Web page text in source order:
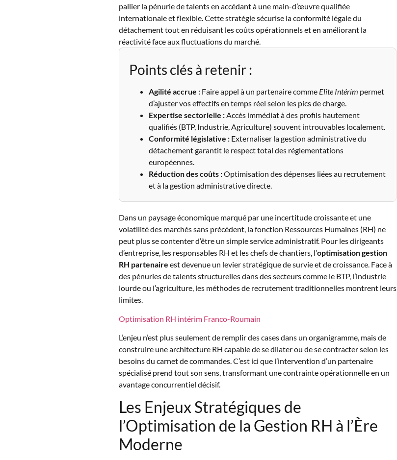
pallier la pénurie de talents en accédant à une main-d’œuvre qualifiée
internationale et flexible. Cette stratégie sécurise la conformité légale du
détachement tout en réduisant les coûts opérationnels et en améliorant la
réactivité face aux fluctuations du marché.
Points clés à retenir :
Agilité accrue :Faire appel à un partenaire comme Elite Intérim permet
d’ajuster vos effectifs en temps réel selon les pics de charge.
Expertise sectorielle :Accès immédiat à des profils hautement
qualifiés (BTP, Industrie, Agriculture) souvent introuvables localement.
Conformité législative :Externaliser la gestion administrative du
détachement garantit le respect total des réglementations
européennes.
Réduction des coûts :Optimisation des dépenses liées au recrutement
et à la gestion administrative directe.
Dans un paysage économique marqué par une incertitude croissante et une
volatilité des marchés sans précédent, la fonction Ressources Humaines (RH) ne
peut plus se contenter d’être un simple service administratif. Pour les dirigeants
d’entreprise, les responsables RH et les chefs de chantiers, l’optimisation gestion
RH partenaire est devenue un levier stratégique de survie et de croissance. Face à
des pénuries de talents structurelles dans des secteurs comme le BTP, l’industrie
lourde ou l’agriculture, les méthodes de recrutement traditionnelles montrent leurs
limites.
Optimisation RH intérim Franco-Roumain
L’enjeu n’est plus seulement de remplir des cases dans un organigramme, mais de
construire une architecture RH capable de se dilater ou de se contracter selon les
besoins du carnet de commandes. C’est ici que l’intervention d’un partenaire
spécialisé prend tout son sens, transformant une contrainte opérationnelle en un
avantage concurrentiel décisif.
Les Enjeux Stratégiques de
l’Optimisation de la Gestion RH à l’Ère
Moderne